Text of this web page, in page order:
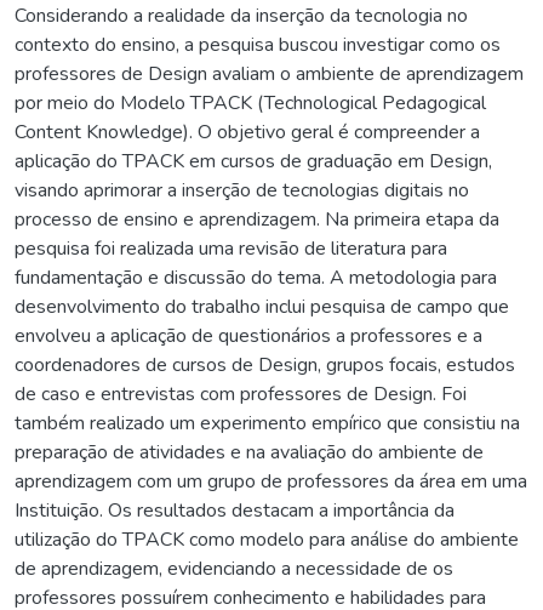
Considerando a realidade da inserção da tecnologia no
contexto do ensino, a pesquisa buscou investigar como os
professores de Design avaliam o ambiente de aprendizagem
por meio do Modelo TPACK (Technological Pedagogical
Content Knowledge). O objetivo geral é compreender a
aplicação do TPACK em cursos de graduação em Design,
visando aprimorar a inserção de tecnologias digitais no
processo de ensino e aprendizagem. Na primeira etapa da
pesquisa foi realizada uma revisão de literatura para
fundamentação e discussão do tema. A metodologia para
desenvolvimento do trabalho inclui pesquisa de campo que
envolveu a aplicação de questionários a professores e a
coordenadores de cursos de Design, grupos focais, estudos
de caso e entrevistas com professores de Design. Foi
também realizado um experimento empírico que consistiu na
preparação de atividades e na avaliação do ambiente de
aprendizagem com um grupo de professores da área em uma
Instituição. Os resultados destacam a importância da
utilização do TPACK como modelo para análise do ambiente
de aprendizagem, evidenciando a necessidade de os
professores possuírem conhecimento e habilidades para